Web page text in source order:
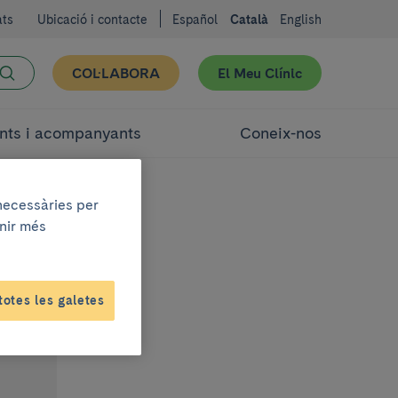
Ubicació i contacte Español Català English
COL·LABORA El Meu Clínic
i acompanyants Coneix-nos
per
més
les galetes